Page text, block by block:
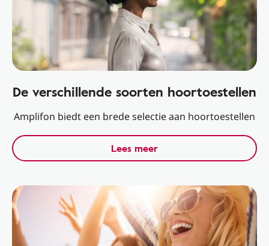
De verschillende soorten hoortoestellen
Amplifon biedt een brede selectie aan hoortoestellen
Lees meer